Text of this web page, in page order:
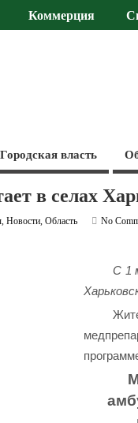
Коммерция
Городская власть
в селах
,Новости,Область
No
С 1